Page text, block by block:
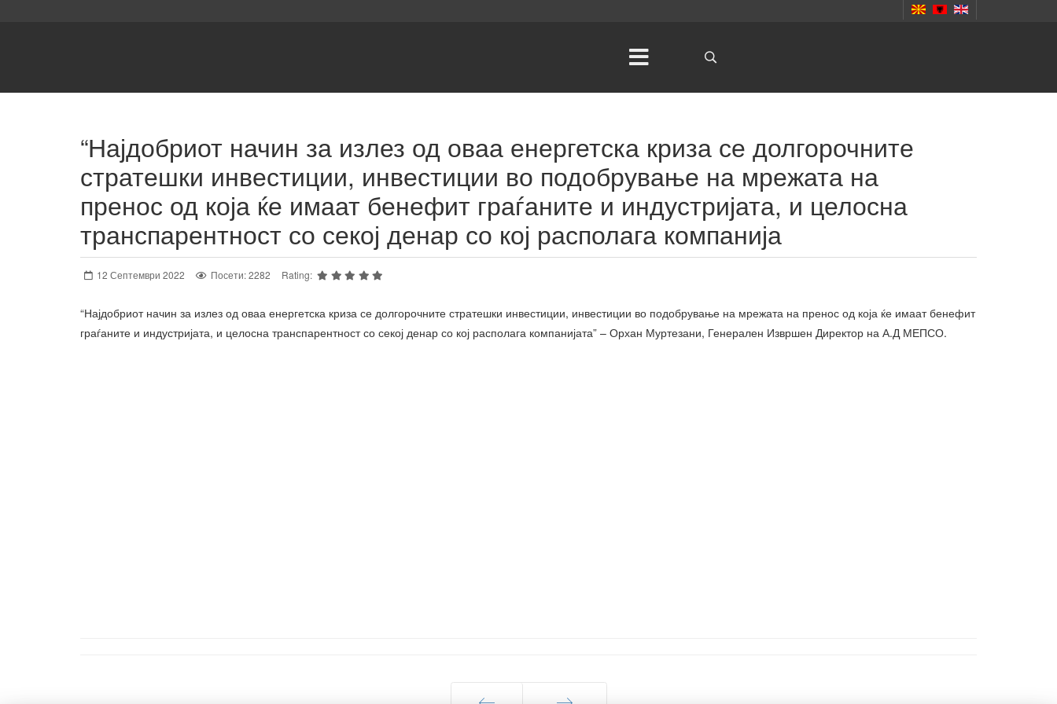
“Најдобриот начин за излез од оваа енергетска криза се долгорочните
стратешки инвестиции, инвестиции во подобрување на мрежата на
пренос од која ќе имаат бенефит граѓаните и индустријата, и целосна
транспарентност со секој денар со кој располага компанија
12 Септември 2022 Посети: 2282 Rating:
“Најдобриот начин за излез од оваа енергетска криза се долгорочните стратешки инвестиции, инвестиции во подобрување на мрежата на пренос од која ќе имаат бенефит
граѓаните и индустријата, и целосна транспарентност со секој денар со кој располага компанијата” – Орхан Муртезани, Генерален Извршен Директор на А.Д МЕПСО.